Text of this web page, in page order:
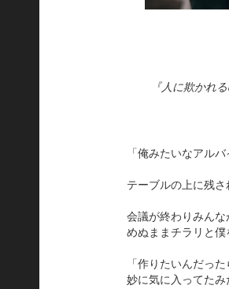
『人に欺かれ
「俺みたいなアル
テーブルの上に残
会議が終わりみん
めぬままチラリと僕
「作りたいんだっ
妙に気に入ってたみ